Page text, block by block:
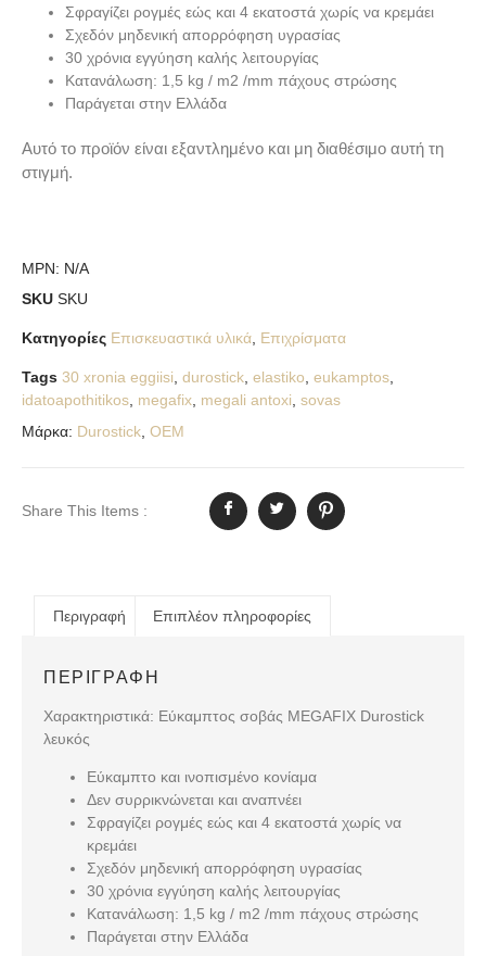
Σφραγίζει ρογμές εώς και 4 εκατοστά χωρίς να κρεμάει
Σχεδόν μηδενική απορρόφηση υγρασίας
30 χρόνια εγγύηση καλής λειτουργίας
Κατανάλωση: 1,5 kg / m2 /mm πάχους στρώσης
Παράγεται στην Ελλάδα
Αυτό το προϊόν είναι εξαντλημένο και μη διαθέσιμο αυτή τη
στιγμή.
MPN: N/A
SKU SKU
Κατηγορίες Επισκευαστικά υλικά Επιχρίσματα
Tags 30 xronia eggiisi durostick elastiko eukamptos
idatoapothitikos megafix megali antoxi sovas
Μάρκα: Durostick OEM
Share This Items :
Περιγραφή Επιπλέον πληροφορίες
ΠΕΡΙΓΡΑΦΉ
Χαρακτηριστικά: Εύκαμπτος σοβάς MEGAFIX Durostick
λευκός
Εύκαμπτο και ινοπισμένο κονίαμα
Δεν συρρικνώνεται και αναπνέει
Σφραγίζει ρογμές εώς και 4 εκατοστά χωρίς να
κρεμάει
Σχεδόν μηδενική απορρόφηση υγρασίας
30 χρόνια εγγύηση καλής λειτουργίας
Κατανάλωση: 1,5 kg / m2 /mm πάχους στρώσης
Παράγεται στην Ελλάδα